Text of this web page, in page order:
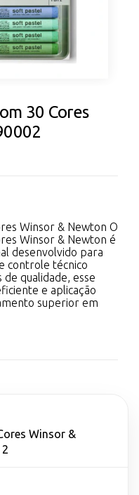
30 Cores
Winsor & Newton O
Winsor & Newton é
desenvolvido para
controle técnico
qualidade, esse
e aplicação
superior em
Winsor &